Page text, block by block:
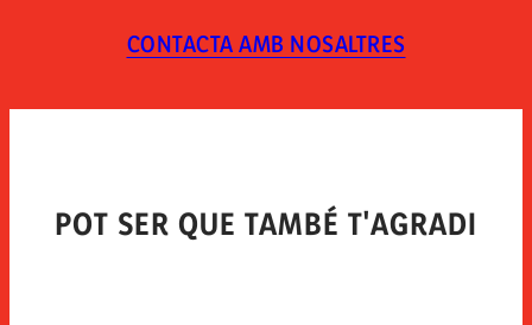
TIPUS D´ENVÀS
extendapack 14 (nitrogeno 80%, dioxido de carbono
CONTACTA AMB NOSALTRES
POT SER QUE TAMBÉ T'AGRADI